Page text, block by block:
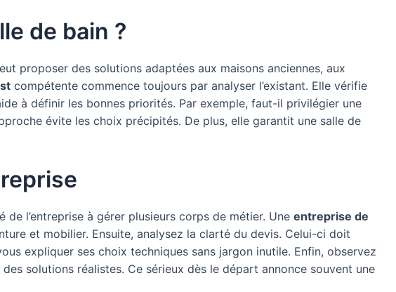
de bain ?
proposer des solutions adaptées aux maisons anciennes, aux
compétente commence toujours par analyser l’existant. Elle vérifie
à définir les bonnes priorités. Par exemple, faut-il privilégier une
évite les choix précipités. De plus, elle garantit une salle de
l’entreprise à gérer plusieurs corps de métier. Une entreprise de
et mobilier. Ensuite, analysez la clarté du devis. Celui-ci doit
expliquer ses choix techniques sans jargon inutile. Enfin, observez
solutions réalistes. Ce sérieux dès le départ annonce souvent une